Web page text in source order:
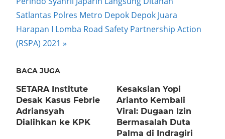
navigation
Next
Post:
Satlantas Polres Metro Depok Depok Juara
Harapan I Lomba Road Safety Partnership Action
(RSPA) 2021
BACA JUGA
SETARA Institute
Desak Kasus Febrie
Adriansyah
Dialihkan ke KPK
Kesaksian Yopi
Arianto Kembali
Viral: Dugaan Izin
Bermasalah Duta
Palma di Indragiri